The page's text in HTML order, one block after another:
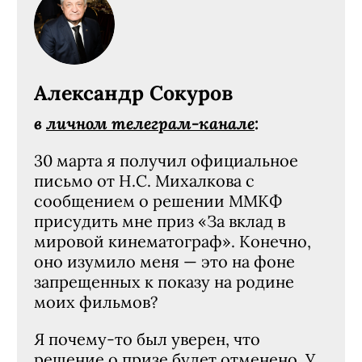
Александр Сокуров
в личном телеграм-канале:
30 марта я получил официальное
письмо от Н.С. Михалкова с
сообщением о решении ММКФ
присудить мне приз «За вклад в
мировой кинематограф». Конечно,
оно изумило меня — это на фоне
запрещенных к показу на родине
моих фильмов?
Я почему-то был уверен, что